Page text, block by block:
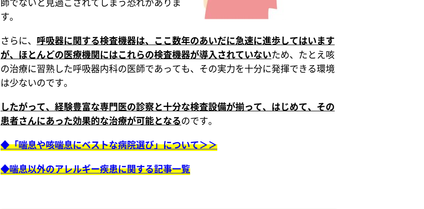
す。
さらに、 呼吸器に関する検査機器は、ここ数年のあいだに急速に進歩してはいます
が、ほとんどの医療機関にはこれらの検査機器が導入されていないため、たとえ咳
の治療に習熟した呼吸器内科の医師であっても、その実力を十分に発揮できる環境
は少ないのです。
したがって、経験豊富な専門医の診察と十分な検査設備が揃って、はじめて、その
患者さんにあった効果的な治療が可能となるのです。
◆「喘息や咳喘息にベストな病院選び」について＞＞
◆喘息以外のアレルギー疾患に関する記事一覧